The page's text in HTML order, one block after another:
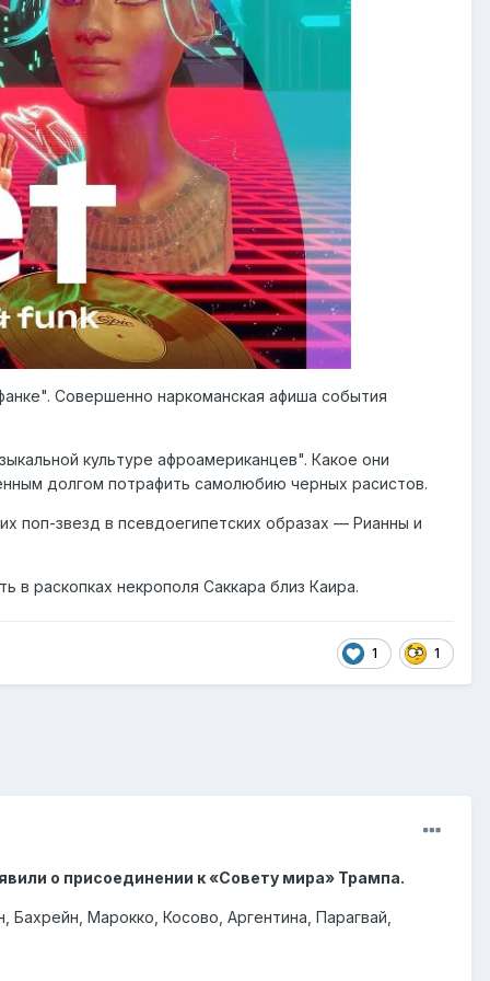
Совершенно наркоманская афиша события
культуре афроамериканцев". Какое они
долгом потрафить самолюбию черных расистов.
поп-звезд в псевдоегипетских образах — Рианны и
в раскопках некрополя Саккара близ Каира.
1 1
о присоединении к «Совету мира» Трампа.
Марокко, Косово, Аргентина, Парагвай,